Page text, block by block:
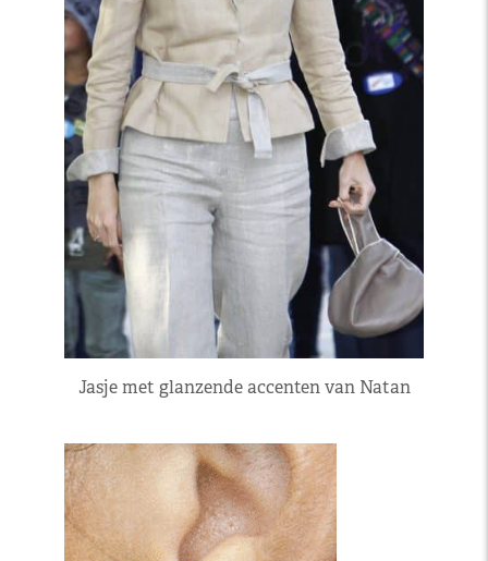
Jasje met glanzende accenten van Natan